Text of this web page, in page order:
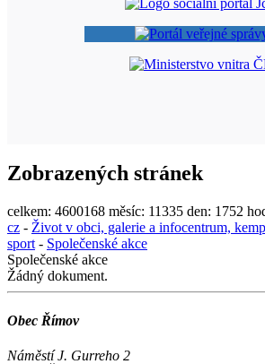
Zobrazených stránek
celkem: 4600168 měsíc: 11335 den: 1752
cz - Život v obci, galerie a infocentrum,
sport - Společenské akce
Společenské akce
Žádný dokument.
Obec Římov
Náměstí J. Gurreho 2